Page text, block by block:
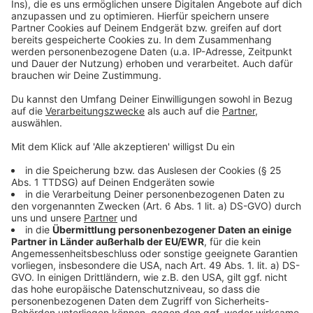
Anzeige
Weitere Meldungen aus Leverkusen
Anzeige
Ticket-Zweitmärkte
A59 Richtung Leverkusen früher wieder frei
Marktquiz auf Opladener Wochenmarkt
Anzeige